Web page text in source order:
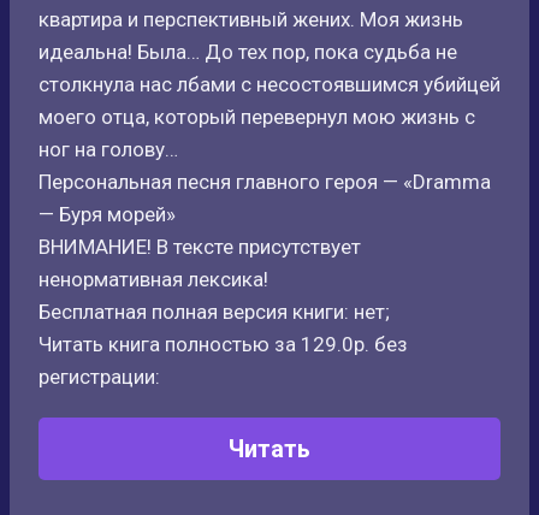
квартира и перспективный жених. Моя жизнь
идеальна! Была… До тех пор, пока судьба не
столкнула нас лбами с несостоявшимся убийцей
моего отца, который перевернул мою жизнь с
ног на голову…
Персональная песня главного героя — «Dramma
— Буря морей»
ВНИМАНИЕ! В тексте присутствует
ненормативная лексика!
Бесплатная полная версия книги: нет;
Читать книга полностью за 129.0р. без
регистрации:
Читать